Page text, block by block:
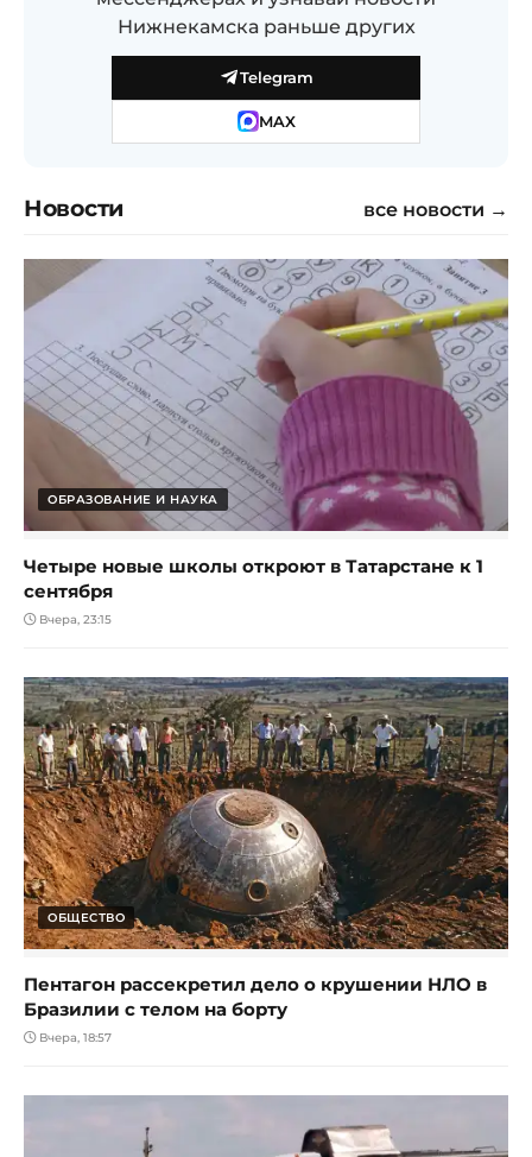
Нижнекамска раньше других
Telegram
MAX
Новости все новости →
ОБРАЗОВАНИЕ И НАУКА
Четыре новые школы откроют в Татарстане к 1
сентября
Вчера, 23:15
ОБЩЕСТВО
Пентагон рассекретил дело о крушении НЛО в
Бразилии с телом на борту
Вчера, 18:57